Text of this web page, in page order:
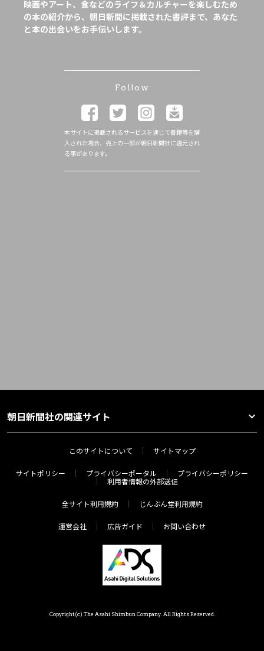
映画やアート、食などのライフ＆カルチャーを楽しむため
の本の紹介から、朝日新聞に掲載された書評まで、あなた
と本の出会いをお手伝いします。
Follow
本サイトに掲載されるサービスを通じて書籍等を購
入された場合、売上の一部が朝日新聞社に還元され
る事があります。
朝日新聞社の関連サイト
このサイトについて サイトマップ
サイトポリシー プライバシーポータル
プライバシーポリシー
利用者情報の外部送信
全サイト利用規約 じんぶん堂利用規約
運営会社 広告ガイド お問い合わせ
Copyright(c) The Asahi Shimbun Company. All Rights Reserved.